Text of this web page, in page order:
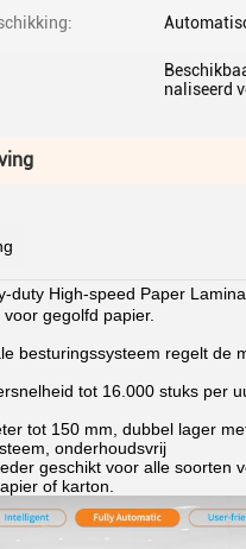
naliseerd
duty High-speed Paper
gegolfd papier.
besturingssysteem regelt de
tot 16.000 stuks per
tot 150 mm, dubbel lager
onderhoudsvrij
geschikt voor alle soorten
of karton.